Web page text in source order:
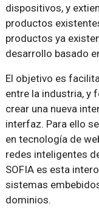
dispositivos, y
productos
productos ya
desarrollo basado
El objetivo es
entre la industria, y
crear una nueva
interfaz. Para ello
en tecnología de
redes inteligentes
SOFIA es esta
sistemas
dominios.